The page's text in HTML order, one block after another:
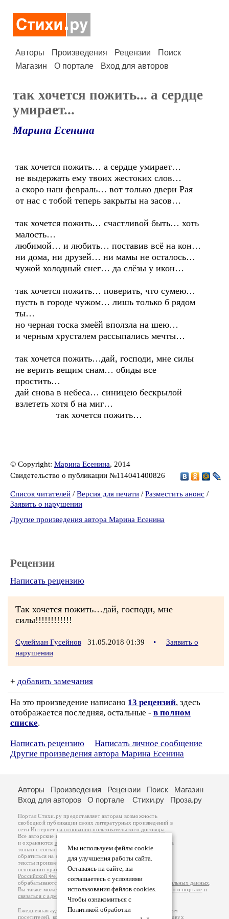
Авторы Произведения Рецензии
Поиск
Магазин
О портале Вход для авторов
так хочется пожить... а сердце
умирает...
Марина Есенина
так хочется пожить… а сердце умирает…
не выдержать ему твоих жестоких слов…
а скоро наш февраль… вот только двери Рая
от нас с тобой теперь закрыты на засов…
так хочется пожить… счастливой быть… хоть
малость…
любимой… и любить… поставив всё на кон…
ни дома, ни друзей… ни мамы не осталось…
чужой холодный снег… да слёзы у икон…
так хочется пожить… поверить, что сумею…
пусть в городе чужом… лишь только б рядом
ты…
но черная тоска змеёй вползла на шею…
и черным хрусталем рассыпались мечты…
так хочется пожить…дай, господи, мне силы
не верить вещим снам… обиды все
простить…
дай снова в небеса… синицею бескрылой
взлететь хотя б на миг…
так хочется пожить…
© Copyright: Марина Есенина, 2014
Свидетельство о публикации №114041400826
Список читателей / Версия для печати / Разместить анонс /
Заявить о нарушении
Другие произведения автора Марина Есенина
Рецензии
Написать рецензию
Так хочется пожить…дай, господи, мне
силы!!!!!!!!!!!!
Сулейман Гусейнов 31.05.2018 01:39 •
Заявить о
нарушении
+ добавить замечания
На это произведение написано 13 рецензий, здесь
отображается последняя, остальные - в полном
списке.
Написать рецензию
Написать личное сообщение
Другие произведения автора Марина Есенина
Мы используем файлы cookie
для улучшения работы сайта.
Оставаясь на сайте, вы
соглашаетесь с условиями
использования файлов cookies.
Чтобы ознакомиться с
Политикой обработки
Авторы Произведения Рецензии Поиск
Магазин
Вход для авторов
О портале Стихи.ру Проза.ру
Портал Стихи.ру предоставляет авторам возможность
свободной публикации своих литературных произведений в
сети Интернет на основаниипользовательского договора
Все авторские права на произведения принадлежат авторам
и охраняются законом
. Перепечатка произведений возможна
только с согласия его автора, к которому вы можете
обратиться на его авторской странице. Ответственность за
тексты произведений авторы несут самостоятельно на
основанииправил публикацииизаконодательства
Российской Федерации
обрабатываются на основанииПолитики обработки персональных данных
Вы также можете посмотреть более подробнуюинформацию о портале и
связаться с администрацией
Ежедневная аудитория портала Стихи.ру – порядка 200 тысяч
посетителей, которые в общей сумме просматривают более двух